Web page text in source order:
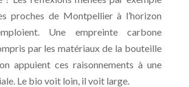
proches de Montpellier à l’horizon
Une empreinte carbone
par les matériaux de la bouteille
appuient ces raisonnements à une
Le bio voit loin, il voit large.